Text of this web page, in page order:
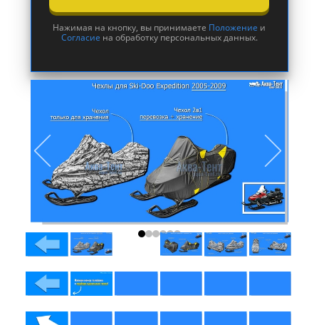
Нажимая на кнопку, вы принимаете Положение и
Согласие на обработку персональных данных.